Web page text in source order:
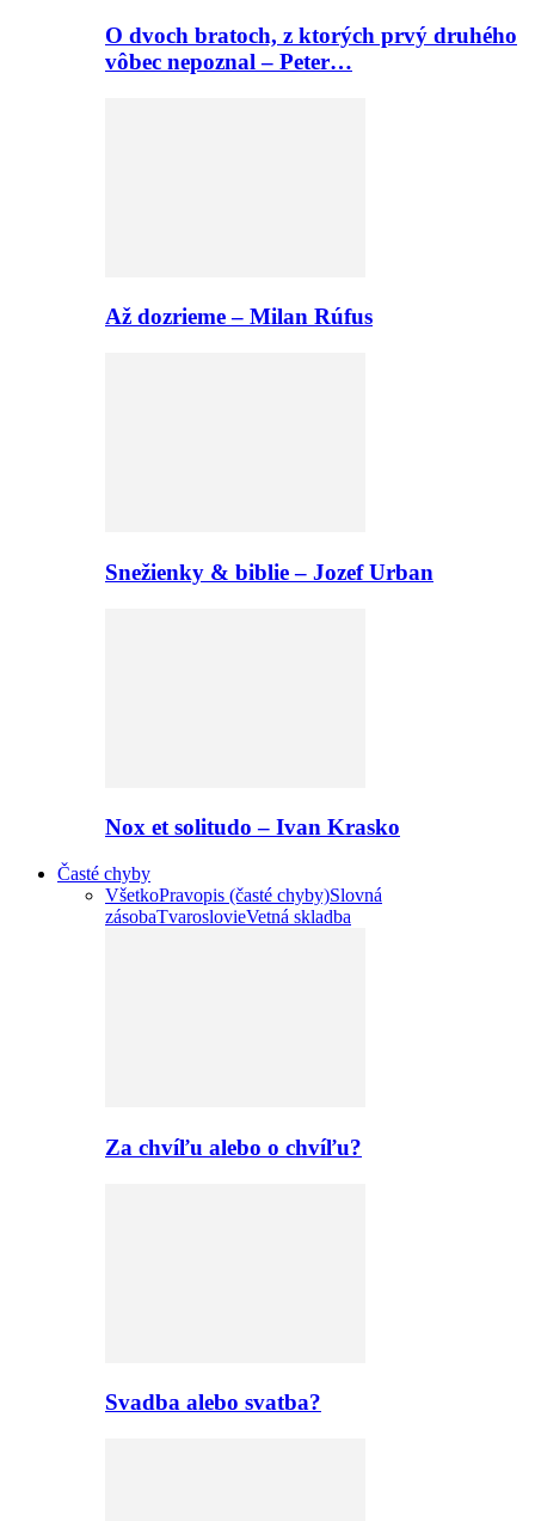
O dvoch bratoch, z ktorých prvý druhého
vôbec nepoznal – Peter…
Až dozrieme – Milan Rúfus
Snežienky & biblie – Jozef Urban
Nox et solitudo – Ivan Krasko
Časté chyby
VšetkoPravopis (časté chyby)Slovná
zásobaTvaroslovieVetná skladba
Za chvíľu alebo o chvíľu?
Svadba alebo svatba?